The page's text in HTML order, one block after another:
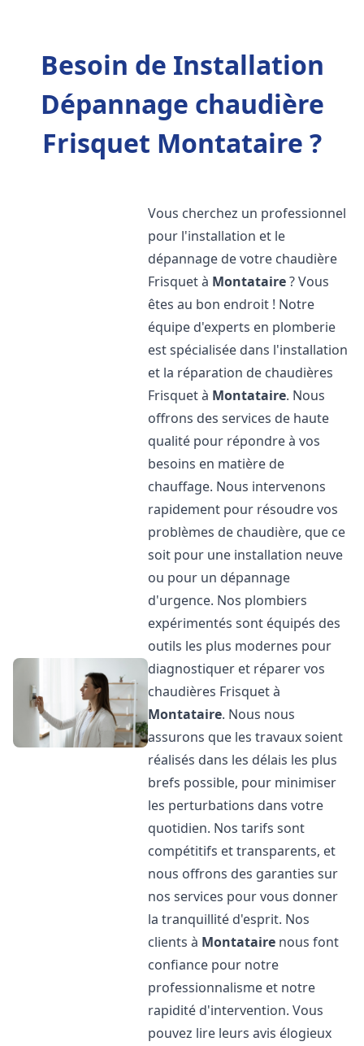
Besoin de Installation
Dépannage chaudière
Frisquet Montataire ?
Vous cherchez un professionnel
pour l'installation et le
dépannage de votre chaudière
Frisquet à Montataire? Vous
êtes au bon endroit ! Notre
équipe d'experts en plomberie
est spécialisée dans l'installation
et la réparation de chaudières
Frisquet à Montataire. Nous
offrons des services de haute
qualité pour répondre à vos
besoins en matière de
chauffage. Nous intervenons
rapidement pour résoudre vos
problèmes de chaudière, que ce
soit pour une installation neuve
ou pour un dépannage
d'urgence. Nos plombiers
expérimentés sont équipés des
outils les plus modernes pour
diagnostiquer et réparer vos
chaudières Frisquet à
Montataire. Nous nous
assurons que les travaux soient
réalisés dans les délais les plus
brefs possible, pour minimiser
les perturbations dans votre
quotidien. Nos tarifs sont
compétitifs et transparents, et
nous offrons des garanties sur
nos services pour vous donner
la tranquillité d'esprit. Nos
clients à Montataire nous font
confiance pour notre
professionnalisme et notre
rapidité d'intervention. Vous
pouvez lire leurs avis élogieux